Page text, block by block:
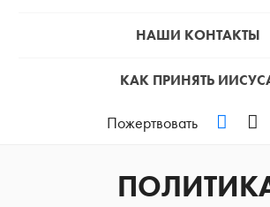
НАШИ КОНТАКТЫ
КАК ПРИНЯТЬ
Пожертвовать